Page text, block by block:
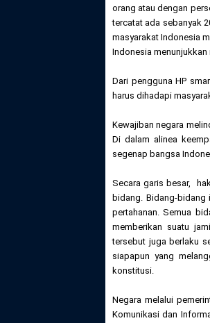
orang atau dengan
tercatat ada sebanyak
masyarakat Indonesia
Indonesia
Dari pengguna HP
harus dihadapi
Kewajiban negara
Di dalam alinea
segenap bangsa
Secara garis besar,
bidang. Bidang-
pertahanan. Semua
memberikan suatu
tersebut juga berlaku
siapapun yang
konstitusi.
Negara melalui
Komunikasi dan